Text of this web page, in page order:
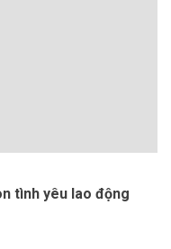
tình yêu lao động